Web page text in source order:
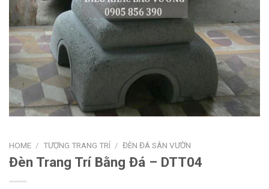
HOME / TƯỢNG TRANG TRÍ / ĐÈN ĐÁ SÂN VƯỜN
Đèn Trang Trí Bằng Đá – DTT04